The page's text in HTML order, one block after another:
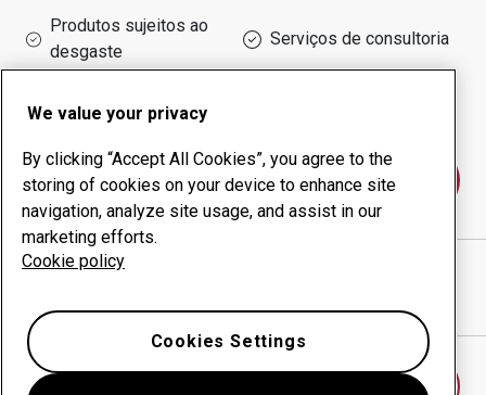
Produtos sujeitos ao
desgaste
Serviços de consultoria
de funcionamento
Fale conosco
ORTWEIN GMBH
We value your privacy
By clicking “Accept All Cookies”, you agree to the
storing of cookies on your device to enhance site
navigation, analyze site usage, and assist in our
marketing efforts.
Cookie policy
Cookies Settings